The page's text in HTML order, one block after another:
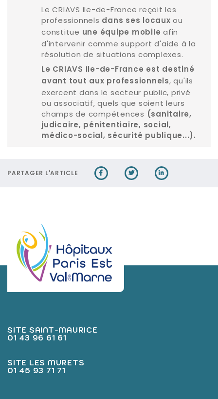
Le CRIAVS Ile-de-France reçoit les
professionnels dans ses locaux ou
constitue une équipe mobile afin
d'intervenir comme support d'aide à la
résolution de situations complexes.
Le CRIAVS Ile-de-France est destiné
avant tout aux professionnels, qu'ils
exercent dans le secteur public, privé
ou associatif, quels que soient leurs
champs de compétences (sanitaire,
judicaire, pénitentiaire, social,
médico-social, sécurité publique...).
PARTAGER L'ARTICLE
SITE SAINT-MAURICE
01 43 96 61 61
SITE LES MURETS
01 45 93 71 71